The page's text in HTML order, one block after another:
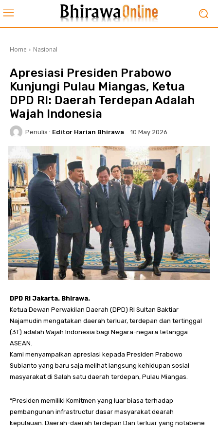
Home Nasional
Apresiasi Presiden Prabowo
Kunjungi Pulau Miangas, Ketua
DPD RI: Daerah Terdepan Adalah
Wajah Indonesia
Penulis : Editor Harian Bhirawa 10 May 2026
DPD RI Jakarta. Bhirawa.
Ketua Dewan Perwakilan Daerah (DPD) RI Sultan Baktiar
Najamudin mengatakan daerah terluar, terdepan dan tertinggal
(3T) adalah Wajah Indonesia bagi Negara-negara tetangga
ASEAN.
Kami menyampaikan apresiasi kepada Presiden Prabowo
Subianto yang baru saja melihat langsung kehidupan sosial
masyarakat di Salah satu daerah terdepan, Pulau Miangas.
“Presiden memiliki Komitmen yang luar biasa terhadap
pembangunan infrastructur dasar masyarakat dearah
kepulauan. Daerah-daerah terdepan Dan terluar yang notabene